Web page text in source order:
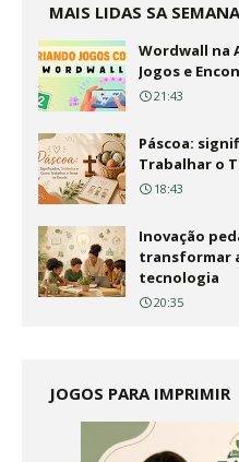
MAIS LIDAS SA SEMANA
Wordwall na
Jogos e
21:43
Páscoa:
Trabalhar o
18:43
Inovação
transformar
tecnologia
20:35
JOGOS PARA IMPRIMIR